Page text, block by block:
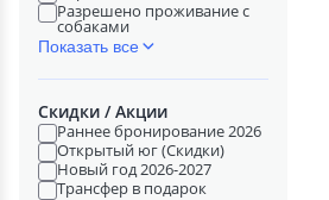
Разрешено проживание с
собаками
Показать все
Скидки / Акции
Раннее бронирование 2026
Открытый юг (Скидки)
Новый год 2026-2027
Трансфер в подарок